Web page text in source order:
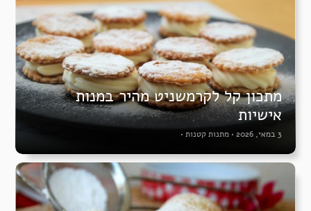
מתכון קל לקרמשניט מהיר במנות
אישיות
3 במאי, 2026 • מתנות קטנות •